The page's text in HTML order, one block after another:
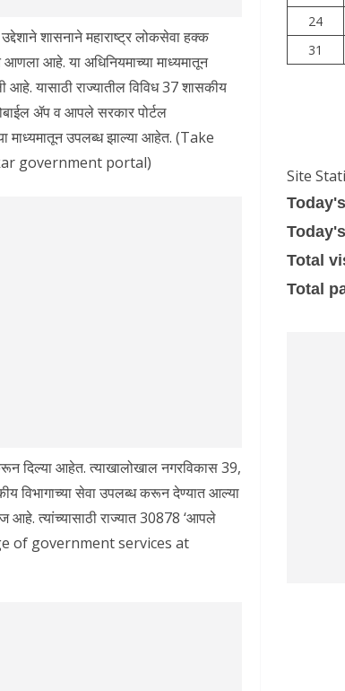
शासनाने महाराष्ट्र लोकसेवा हक्क
आहे. या अधिनियमाच्या माध्यमातून
आहे. यासाठी राज्यातील विविध 37 शासकीय
ॲप व आपले सरकार पोर्टल
माध्यमातून उपलब्ध झाल्या आहेत. (Take
government portal)
दिल्या आहेत. त्याखालोखाल नगरविकास 39,
विभागाच्या सेवा उपलब्ध करून देण्यात आल्या
आहे. त्यांच्यासाठी राज्यात 30878 ‘आपले
of government services at
24
31
Site
Total
Total